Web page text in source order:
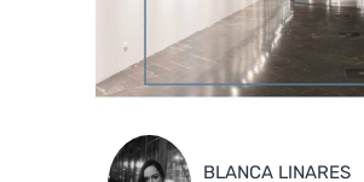
BLANCA LINARES